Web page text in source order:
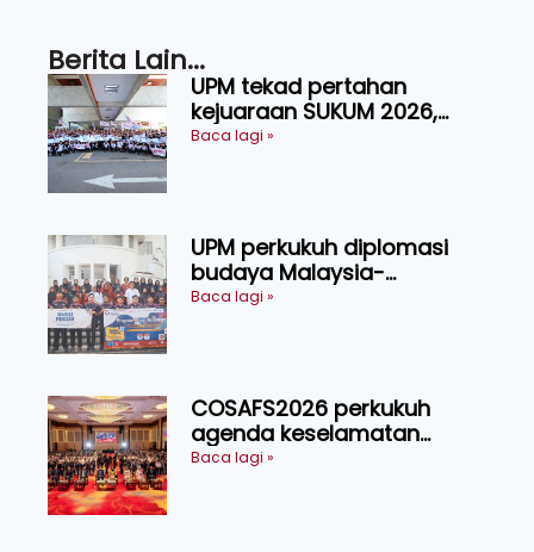
Berita Lain...
UPM tekad pertahan
kejuaraan SUKUM 2026,
sasar 16 pingat emas
Baca lagi »
UPM perkukuh diplomasi
budaya Malaysia-
Indonesia melalui Narasi
Baca lagi »
COSAFS2026 perkukuh
agenda keselamatan
makanan, AgriHub pacu
Baca lagi »